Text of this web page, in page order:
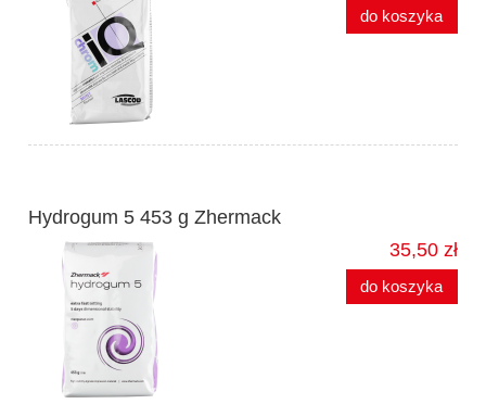
do koszyka
Hydrogum 5 453 g Zhermack
35,50 zł
do koszyka